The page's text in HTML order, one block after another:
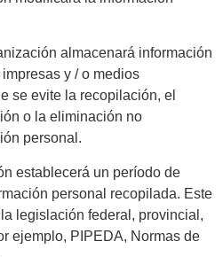
almacenará información
y / o medios
se evite la recopilación, el
o la eliminación no
personal.
establecerá un período de
personal recopilada. Este
legislación federal, provincial,
ejemplo, PIPEDA, Normas de